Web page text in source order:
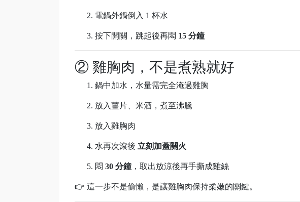
電鍋外鍋倒入 1 杯水
按下開關，跳起後再悶 15 分鐘
② 雞胸肉，不是煮熟就好
鍋中加水，水量需完全淹過雞胸
放入薑片、米酒，煮至沸騰
放入雞胸肉
水再次滾後 立刻加蓋關火
悶 30 分鐘，取出放涼後再手撕成雞絲
👉 這一步不是偷懶，是讓雞胸肉保持柔嫩的關鍵。